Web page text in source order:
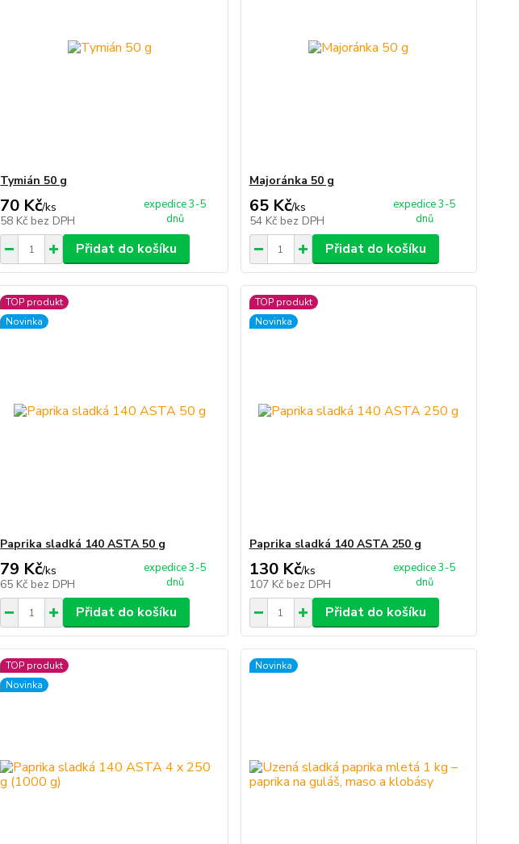
Tymián 50 g
70 Kč/ks
58 Kč bez DPH
expedice 3-5
dnů
Přidat do košíku
Majoránka 50 g
65 Kč/ks
54 Kč bez DPH
expedice 3-5
dnů
Přidat do košíku
TOP produkt
Novinka
Paprika sladká 140 ASTA 50 g
79 Kč/ks
65 Kč bez DPH
expedice 3-5
dnů
Přidat do košíku
TOP produkt
Novinka
Paprika sladká 140 ASTA 250 g
130 Kč/ks
107 Kč bez DPH
expedice 3-5
dnů
Přidat do košíku
TOP produkt
Novinka
Novinka